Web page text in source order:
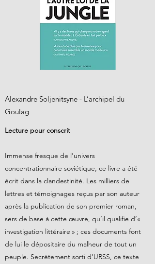
Alexandre Soljenitsyne - L’archipel du
Goulag
Lecture pour conscrit
Immense fresque de l’univers
concentrationnaire soviétique, ce livre a été
écrit dans la clandestinité. Les milliers de
lettres et témoignages reçus par son auteur
après la publication de son premier roman,
sers de base à cette œuvre, qu’il qualifie d’«
investigation littéraire » ; ces documents font
de lui le dépositaire du malheur de tout un
peuple. Secrètement sorti d’URSS, ce texte